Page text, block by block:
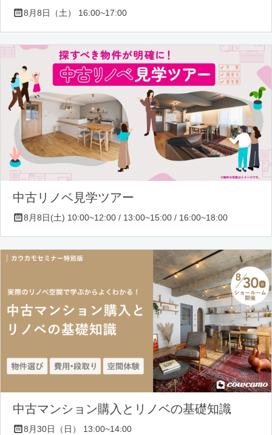
8月8日（土） 16:00~17:00
中古リノベ見学ツアー
8月8日(土) 10:00~12:00 / 13:00~15:00 / 16:00~18:00
中古マンション購入とリノベの基礎知識
8月30日（日） 13:00~14:00